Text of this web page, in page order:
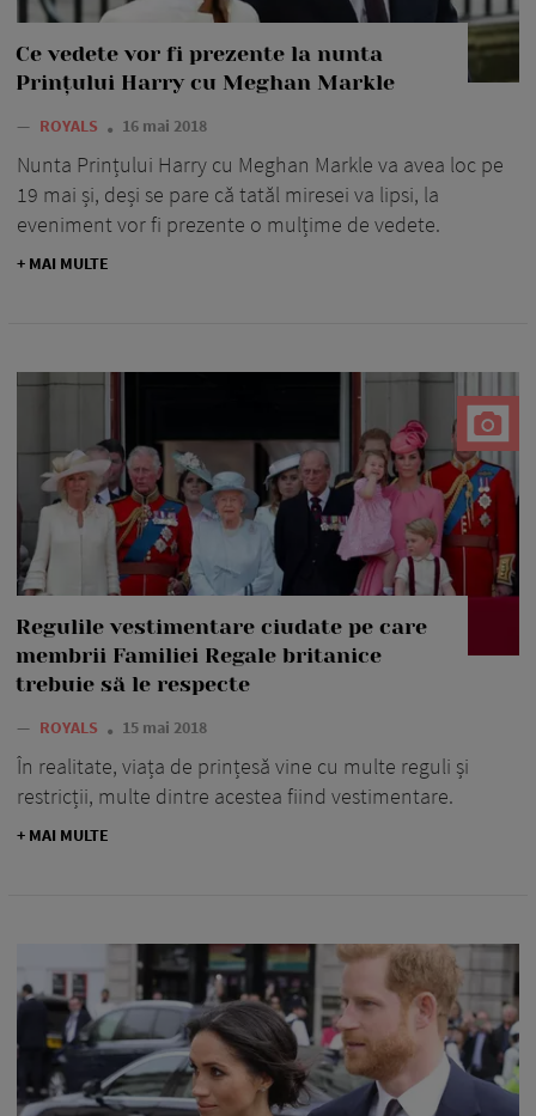
Ce vedete vor fi prezente la nunta
Prințului Harry cu Meghan Markle
— ROYALS 16 mai 2018
Nunta Prințului Harry cu Meghan Markle va avea loc pe
19 mai și, deși se pare că tatăl miresei va lipsi, la
eveniment vor fi prezente o mulțime de vedete.
+ MAI MULTE
Regulile vestimentare ciudate pe care
membrii Familiei Regale britanice
trebuie să le respecte
— ROYALS 15 mai 2018
În realitate, viața de prințesă vine cu multe reguli și
restricții, multe dintre acestea fiind vestimentare.
+ MAI MULTE